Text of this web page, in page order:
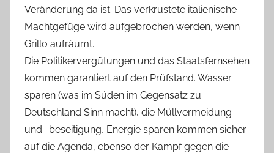
Veränderung da ist. Das verkrustete italienische
Machtgefüge wird aufgebrochen werden, wenn
Grillo aufräumt.
Die Politikervergütungen und das Staatsfernsehen
kommen garantiert auf den Prüfstand. Wasser
sparen (was im Süden im Gegensatz zu
Deutschland Sinn macht), die Müllvermeidung
und -beseitigung, Energie sparen kommen sicher
auf die Agenda, ebenso der Kampf gegen die